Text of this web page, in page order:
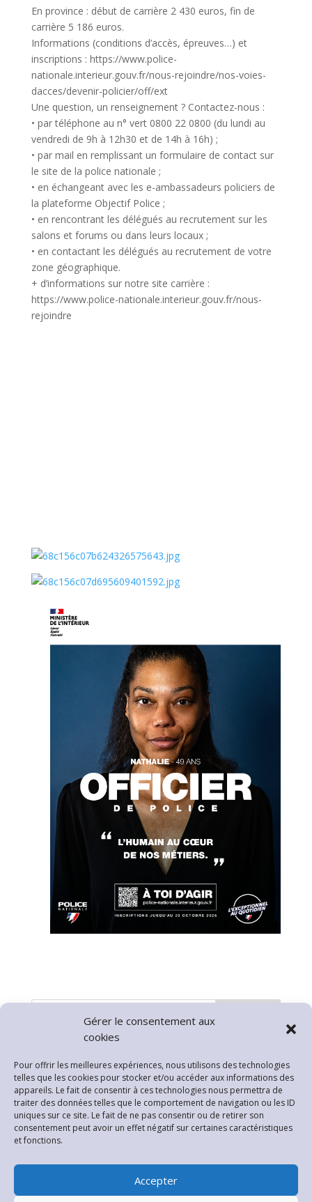
Gérer le consentement aux
cookies
Pour offrir les meilleures expériences, nous utilisons des technologies
telles que les cookies pour stocker et/ou accéder aux informations des
appareils. Le fait de consentir à ces technologies nous permettra de
traiter des données telles que le comportement de navigation ou les ID
uniques sur ce site. Le fait de ne pas consentir ou de retirer son
consentement peut avoir un effet négatif sur certaines caractéristiques
et fonctions.
Accepter
En province : début de carrière 2 430 euros, fin de
carrière 5 186 euros.
Informations (conditions d’accès, épreuves…) et
inscriptions : https://www.police-
nationale.interieur.gouv.fr/nous-rejoindre/nos-voies-
dacces/devenir-policier/off/ext
Une question, un renseignement ? Contactez-nous :
• par téléphone au n° vert 0800 22 0800 (du lundi au
vendredi de 9h à 12h30 et de 14h à 16h) ;
• par mail en remplissant un formulaire de contact sur
le site de la police nationale ;
• en échangeant avec les e-ambassadeurs policiers de
la plateforme Objectif Police ;
• en rencontrant les délégués au recrutement sur les
salons et forums ou dans leurs locaux ;
• en contactant les délégués au recrutement de votre
zone géographique.
+ d’informations sur notre site carrière :
https://www.police-nationale.interieur.gouv.fr/nous-
rejoindre
Articles récents
Planning Permanences Rénovation Habitat
Pollution de l’Air par les particules
Risque Incendie
Fermeture Mairie
Information Circulation